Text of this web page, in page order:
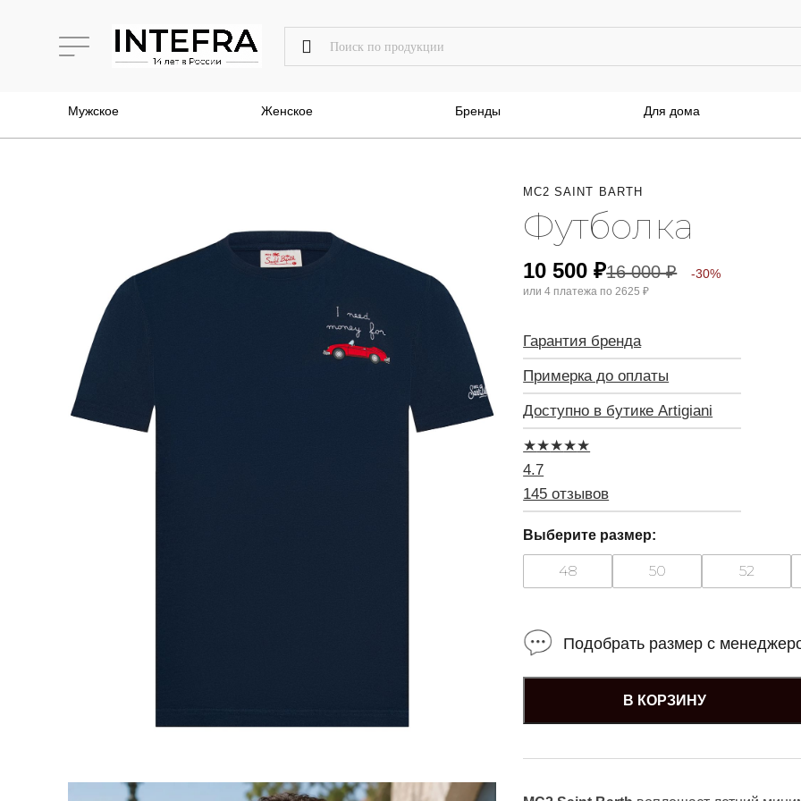
Мужское Женское Бренды Для дома
MC2 SAINT BARTH
Футболка
10 500₽16 000₽ -30%
или 4 платежа по2625 ₽
Гарантия бренда
Примерка до оплаты
Доступно в бутике Artigiani
★★★★★
4.7
145 отзывов
Выберите размер:
48 50 52
Подобрать размер с
В КОРЗИНУ